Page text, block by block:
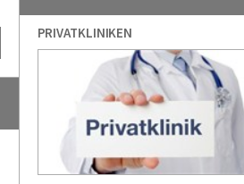
PRIVATKLINIKEN